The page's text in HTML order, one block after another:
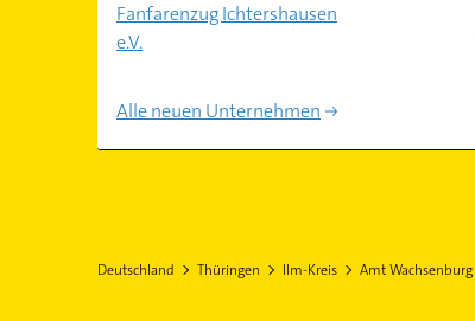
Fanfarenzug Ichtershausen
e.V.
Alle neuen Unternehmen
Deutschland Thüringen Ilm-Kreis Amt Wachsenburg